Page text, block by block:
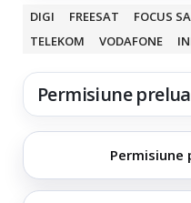
DIGI FREESAT FOCUS
TELEKOM
VODAFONE
Permisiune
Permisiune